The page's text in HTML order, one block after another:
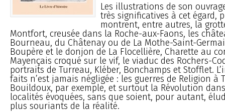
Les illustrations de son
très significatives à cet égard,
montrent, entre autres, la
Montfort, creusée dans la Roche-aux-Faons, les
Bourneau, du Châtenay ou de La Mothe-Saint-
Boupère et le donjon de La Flocellière, Charette au
Mayençais croqué sur le vif, le viaduc des Rochers-
portraits de Turreau, Kléber, Bonchamps et Stofflet.
faits n’est jamais négligée : les guerres de Religion à
Bouildoux, par exemple, et surtout la Révolution
localités évoquées, sans que soient, pour autant,
plus souriants de la réalité.